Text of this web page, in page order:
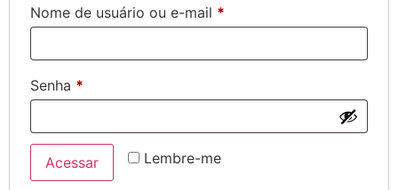
Nome de usuário ou e-mail *
Senha *
Lembre-me
Acessar